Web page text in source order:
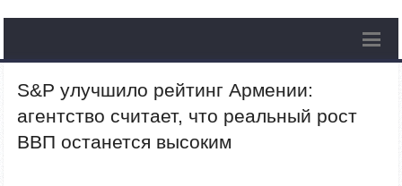
S&P улучшило рейтинг Армении:
агентство считает, что реальный рост
ВВП останется высоким